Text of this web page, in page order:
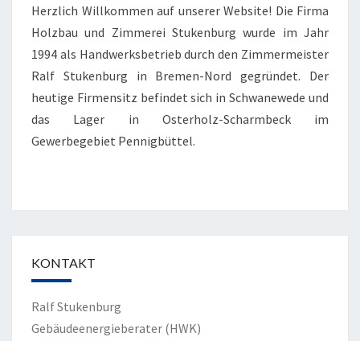
Herzlich Willkommen auf unserer Website! Die Firma
Holzbau und Zimmerei Stukenburg wurde im Jahr
1994 als Handwerksbetrieb durch den Zimmermeister
Ralf Stukenburg in Bremen-Nord gegründet. Der
heutige Firmensitz befindet sich in Schwanewede und
das Lager in Osterholz-Scharmbeck im
Gewerbegebiet Pennigbüttel.
KONTAKT
Ralf Stukenburg
Gebäudeenergieberater (HWK)